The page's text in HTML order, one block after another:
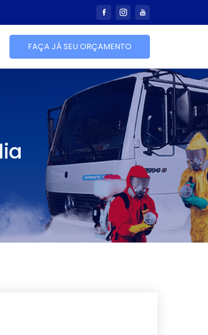
FAÇA JÁ SEU ORÇAMENTO